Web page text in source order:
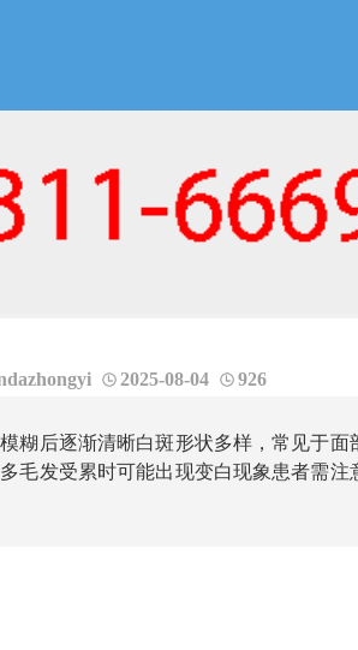
2025-08-04 926
后逐渐清晰白斑形状多样，常见于面
发受累时可能出现变白现象患者需注